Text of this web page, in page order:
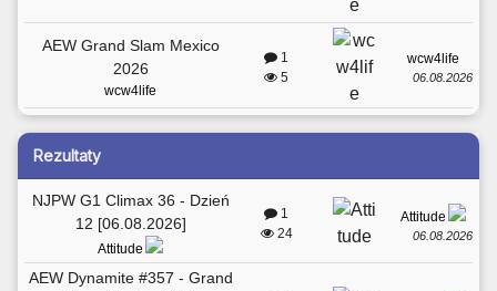
AEW Grand Slam Mexico
2026
wcw4life
1
5
wcw4life
06.08.2026
Rezultaty
NJPW G1 Climax 36 - Dzień
12 [06.08.2026]
Attitude
1
24
Attitude
06.08.2026
AEW Dynamite #357 - Grand